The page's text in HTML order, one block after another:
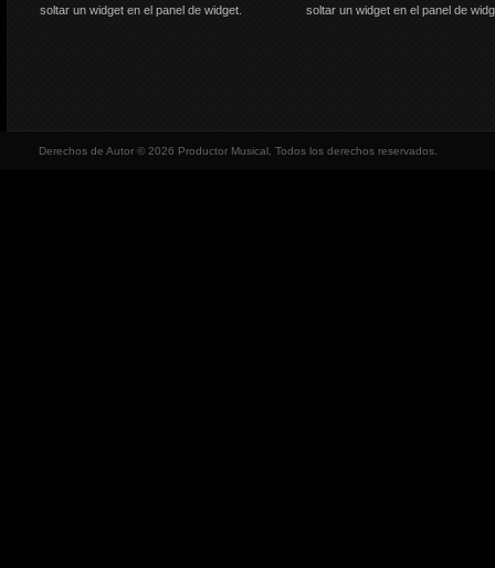
soltar un widget en el panel de widget.
soltar un widget en el panel de
Derechos de Autor © 2026 Productor Musical, Todos los derechos reservados.